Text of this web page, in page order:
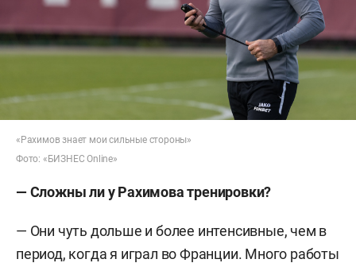
«Рахимов знает мои сильные стороны»
Фото: «БИЗНЕС Online»
— Сложны ли у Рахимова тренировки?
— Они чуть дольше и более интенсивные, чем в
период, когда я играл во Франции. Много работы